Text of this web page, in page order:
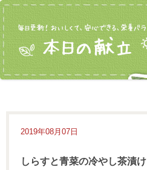
2019年08月07日
しらすと青菜の冷やし茶漬け